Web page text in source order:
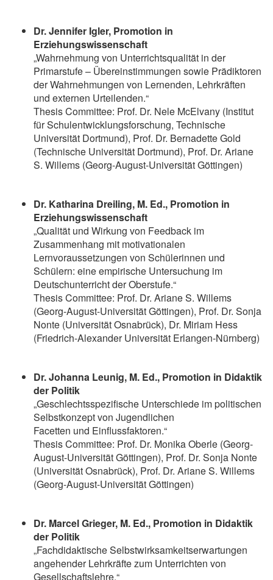
Dr. Jennifer Igler, Promotion in
Erziehungswissenschaft
„Wahrnehmung von Unterrichtsqualität in der
Primarstufe – Übereinstimmungen sowie Prädiktoren
der Wahrnehmungen von Lernenden, Lehrkräften
und externen Urteilenden.“
Thesis Committee: Prof. Dr. Nele McElvany (Institut
für Schulentwicklungsforschung, Technische
Universität Dortmund), Prof. Dr. Bernadette Gold
(Technische Universität Dortmund), Prof. Dr. Ariane
S. Willems (Georg-August-Universität Göttingen)
Dr. Katharina Dreiling, M. Ed., Promotion in
Erziehungswissenschaft
„Qualität und Wirkung von Feedback im
Zusammenhang mit motivationalen
Lernvoraussetzungen von Schülerinnen und
Schülern: eine empirische Untersuchung im
Deutschunterricht der Oberstufe.“
Thesis Committee: Prof. Dr. Ariane S. Willems
(Georg-August-Universität Göttingen), Prof. Dr. Sonja
Nonte (Universität Osnabrück), Dr. Miriam Hess
(Friedrich-Alexander Universität Erlangen-Nürnberg)
Dr. Johanna Leunig, M. Ed., Promotion in Didaktik
der Politik
„Geschlechtsspezifische Unterschiede im politischen
Selbstkonzept von Jugendlichen
Facetten und Einflussfaktoren.“
Thesis Committee: Prof. Dr. Monika Oberle (Georg-
August-Universität Göttingen), Prof. Dr. Sonja Nonte
(Universität Osnabrück), Prof. Dr. Ariane S. Willems
(Georg-August-Universität Göttingen)
Dr. Marcel Grieger, M. Ed., Promotion in Didaktik
der Politik
„Fachdidaktische Selbstwirksamkeitserwartungen
angehender Lehrkräfte zum Unterrichten von
Gesellschaftslehre.“